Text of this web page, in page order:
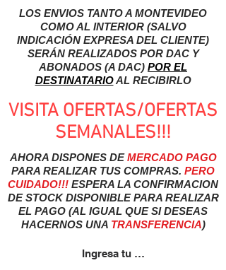
LOS ENVIOS TANTO A MONTEVIDEO
COMO AL INTERIOR (SALVO
INDICACIÓN EXPRESA DEL CLIENTE)
SERÁN REALIZADOS POR DAC Y
ABONADOS (A DAC) POR EL
DESTINATARIOAL RECIBIRLO
VISITA OFERTAS/OFERTAS
SEMANALES!!!
AHORA DISPONES DEMERCADO PAGO
PARA REALIZAR TUS COMPRAS. PERO
CUIDADO!!! ESPERA LA CONFIRMACION
DE STOCK DISPONIBLE PARA REALIZAR
EL PAGO (AL IGUAL QUE SI DESEAS
HACERNOS UNA TRANSFERENCIA)
Ingresa tu usuairo